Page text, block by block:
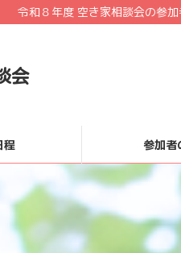
令和８年度 空き家相談会の参加
会
程 参加者